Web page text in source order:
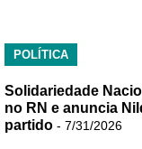
POLÍTICA
Solidariedade
no RN e anuncia
partido - 7/31/2026